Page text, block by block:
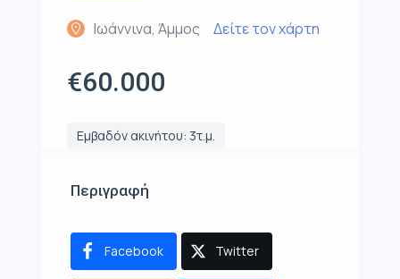
Ιωάννινα, Άμμος Δείτε τον χάρτη
€60.000
Εμβαδόν ακινήτου: 3τ.μ.
Περιγραφή
Facebook Twitter